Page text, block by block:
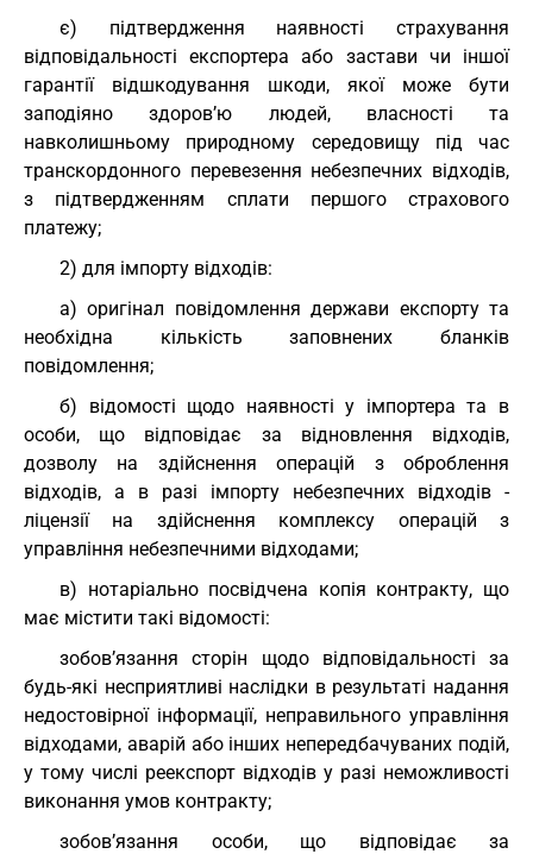
є) підтвердження наявності страхування
відповідальності експортера або застави чи іншої
гарантії відшкодування шкоди, якої може бути
заподіяно здоров’ю людей, власності та
навколишньому природному середовищу під час
транскордонного перевезення небезпечних відходів,
з підтвердженням сплати першого страхового
платежу;
2) для імпорту відходів:
а) оригінал повідомлення держави експорту та
необхідна кількість заповнених бланків
повідомлення;
б) відомості щодо наявності у імпортера та в
особи, що відповідає за відновлення відходів,
дозволу на здійснення операцій з оброблення
відходів, а в разі імпорту небезпечних відходів -
ліцензії на здійснення комплексу операцій з
управління небезпечними відходами;
в) нотаріально посвідчена копія контракту, що
має містити такі відомості:
зобов’язання сторін щодо відповідальності за
будь-які несприятливі наслідки в результаті надання
недостовірної інформації, неправильного управління
відходами, аварій або інших непередбачуваних подій,
у тому числі реекспорт відходів у разі неможливості
виконання умов контракту;
зобов’язання особи, що відповідає за